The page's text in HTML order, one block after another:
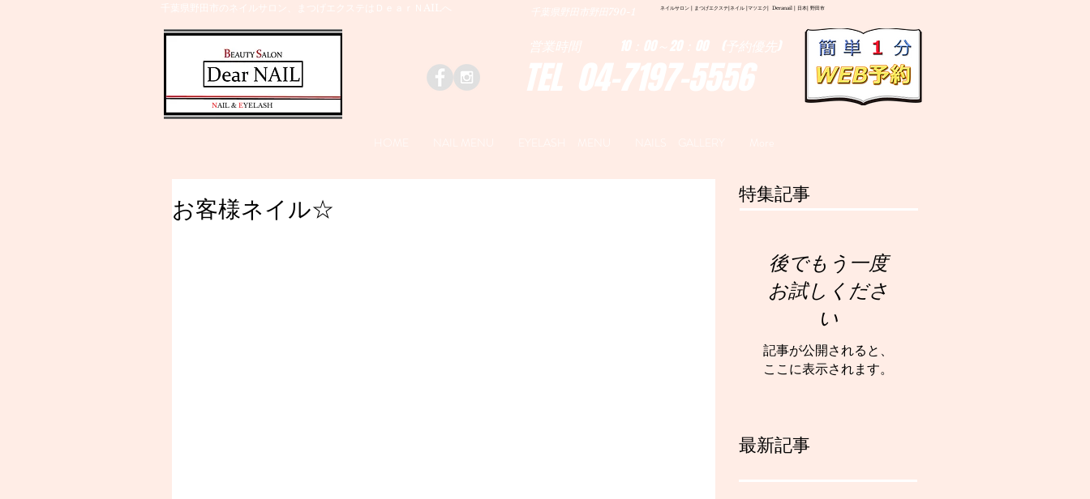
千葉県野田市のネイルサロン、まつげエクステはＤｅａｒＮAILへ ネイルサロン | まつげエクステ|ネイル |マツエク| Deranail | 日本| 野田市
千葉県野田市野田790-1
​NAIL & EYELASH
TEL 04-7197-5556
営業時間 10：00～20：00 (予約優先)
お客様ネイル☆
特集記事
後でもう一度
お試しくださ
い
記事が公開されると、
ここに表示されます。
最新記事